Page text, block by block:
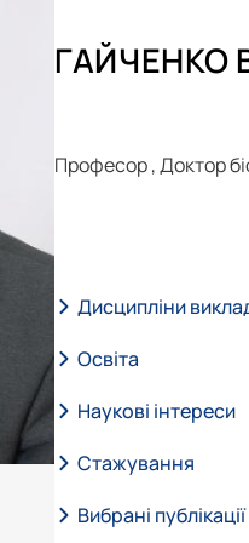
робіт «Юний
ГАЙЧЕНКО
Професор,Доктор
Дисципліни
Освіта
Наукові інтереси
Стажування
International
Вибрані публікації